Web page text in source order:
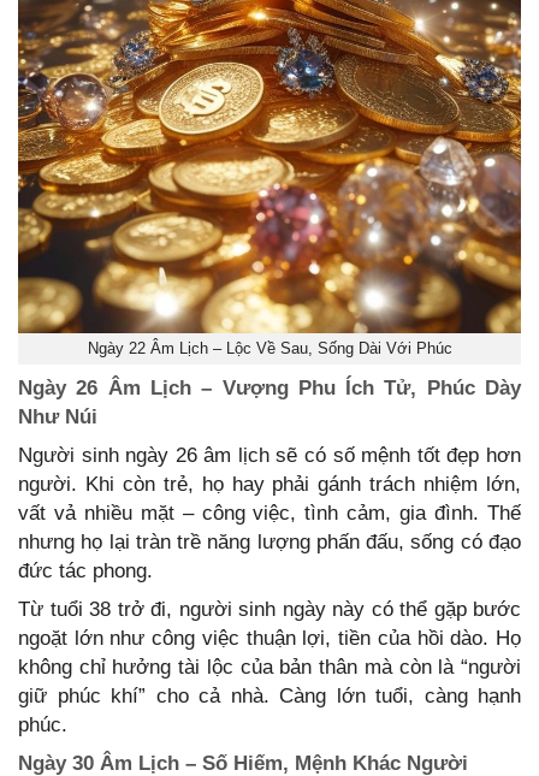
Ngày 22 Âm Lịch – Lộc Về Sau, Sống Dài Với Phúc
Ngày 26 Âm Lịch – Vượng Phu Ích Tử, Phúc Dày
Như Núi
Người sinh ngày 26 âm lịch sẽ có số mệnh tốt đẹp hơn
người. Khi còn trẻ, họ hay phải gánh trách nhiệm lớn,
vất vả nhiều mặt – công việc, tình cảm, gia đình. Thế
nhưng họ lại tràn trề năng lượng phấn đấu, sống có đạo
đức tác phong.
Từ tuổi 38 trở đi, người sinh ngày này có thể gặp bước
ngoặt lớn như công việc thuận lợi, tiền của hồi dào. Họ
không chỉ hưởng tài lộc của bản thân mà còn là “người
giữ phúc khí” cho cả nhà. Càng lớn tuổi, càng hạnh
phúc.
Ngày 30 Âm Lịch – Số Hiếm, Mệnh Khác Người